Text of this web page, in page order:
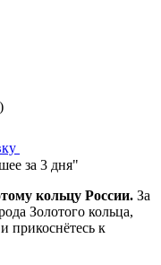
за 3 дня"
кольцу России. За
Золотого кольца,
прикоснётесь к